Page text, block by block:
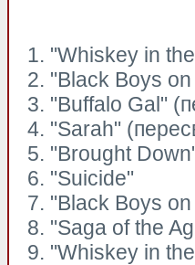
"Whiskey in
"Black Boys
"Buffalo Gal"
"Sarah"
"Brought
"Suicide"
"Black Boys
"Saga of the
"Whiskey in